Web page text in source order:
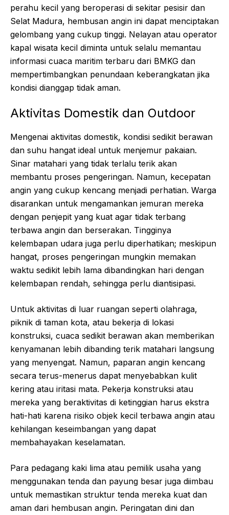
perahu kecil yang beroperasi di sekitar pesisir dan
Selat Madura, hembusan angin ini dapat menciptakan
gelombang yang cukup tinggi. Nelayan atau operator
kapal wisata kecil diminta untuk selalu memantau
informasi cuaca maritim terbaru dari BMKG dan
mempertimbangkan penundaan keberangkatan jika
kondisi dianggap tidak aman.
Aktivitas Domestik dan Outdoor
Mengenai aktivitas domestik, kondisi sedikit berawan
dan suhu hangat ideal untuk menjemur pakaian.
Sinar matahari yang tidak terlalu terik akan
membantu proses pengeringan. Namun, kecepatan
angin yang cukup kencang menjadi perhatian. Warga
disarankan untuk mengamankan jemuran mereka
dengan penjepit yang kuat agar tidak terbang
terbawa angin dan berserakan. Tingginya
kelembapan udara juga perlu diperhatikan; meskipun
hangat, proses pengeringan mungkin memakan
waktu sedikit lebih lama dibandingkan hari dengan
kelembapan rendah, sehingga perlu diantisipasi.
Untuk aktivitas di luar ruangan seperti olahraga,
piknik di taman kota, atau bekerja di lokasi
konstruksi, cuaca sedikit berawan akan memberikan
kenyamanan lebih dibanding terik matahari langsung
yang menyengat. Namun, paparan angin kencang
secara terus-menerus dapat menyebabkan kulit
kering atau iritasi mata. Pekerja konstruksi atau
mereka yang beraktivitas di ketinggian harus ekstra
hati-hati karena risiko objek kecil terbawa angin atau
kehilangan keseimbangan yang dapat
membahayakan keselamatan.
Para pedagang kaki lima atau pemilik usaha yang
menggunakan tenda dan payung besar juga diimbau
untuk memastikan struktur tenda mereka kuat dan
aman dari hembusan angin. Peringatan dini dan